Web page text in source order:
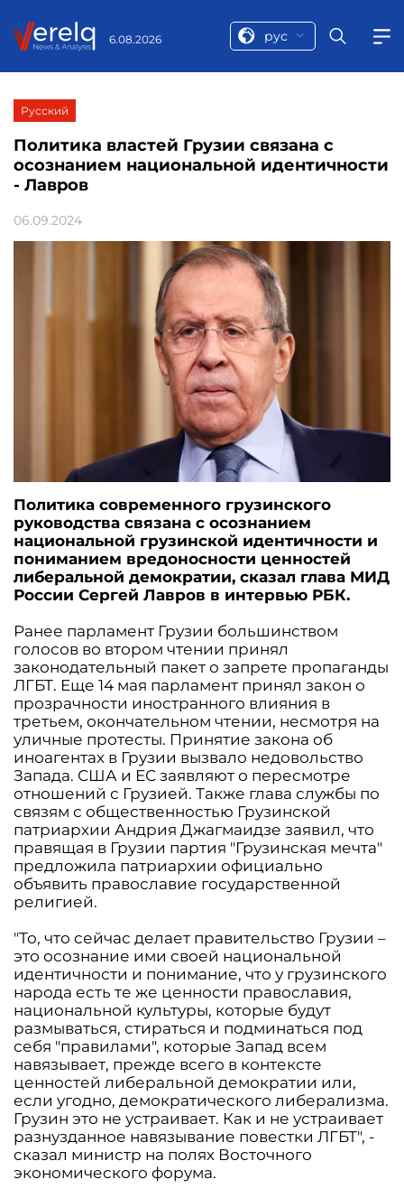
6.08.2026 рус
Русский
Политика властей Грузии связана с
осознанием национальной идентичности
- Лавров
06.09.2024
Политика современного грузинского
руководства связана с осознанием
национальной грузинской идентичности и
пониманием вредоносности ценностей
либеральной демократии, сказал глава МИД
России Сергей Лавров в интервью РБК.
Ранее парламент Грузии большинством
голосов во втором чтении принял
законодательный пакет о запрете пропаганды
ЛГБТ. Еще 14 мая парламент принял закон о
прозрачности иностранного влияния в
третьем, окончательном чтении, несмотря на
уличные протесты. Принятие закона об
иноагентах в Грузии вызвало недовольство
Запада. США и ЕС заявляют о пересмотре
отношений с Грузией. Также глава службы по
связям с общественностью Грузинской
патриархии Андрия Джагмаидзе заявил, что
правящая в Грузии партия "Грузинская мечта"
предложила патриархии официально
объявить православие государственной
религией.
"То, что сейчас делает правительство Грузии –
это осознание ими своей национальной
идентичности и понимание, что у грузинского
народа есть те же ценности православия,
национальной культуры, которые будут
размываться, стираться и подминаться под
себя "правилами", которые Запад всем
навязывает, прежде всего в контексте
ценностей либеральной демократии или,
если угодно, демократического либерализма.
Грузин это не устраивает. Как и не устраивает
разнузданное навязывание повестки ЛГБТ", -
сказал министр на полях Восточного
экономического форума.